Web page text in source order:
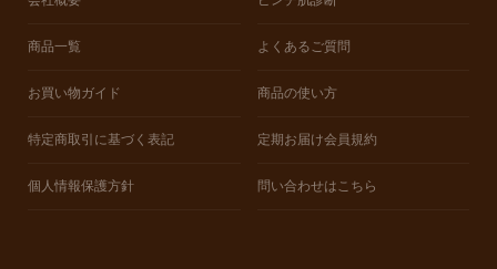
商品一覧 よくあるご質問
お買い物ガイド 商品の使い方
特定商取引に基づく表記 定期お届け会員規約
個人情報保護方針 問い合わせはこちら